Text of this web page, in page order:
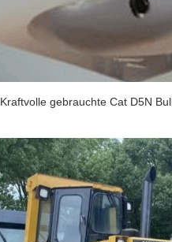
Kraftvolle gebrauchte Cat D5N